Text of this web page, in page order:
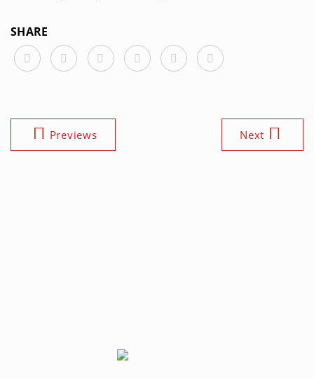
SHARE
Previews Next